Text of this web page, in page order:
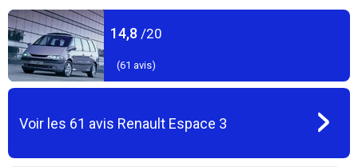
14,8 /20
(61 avis)
Voir les 61 avis Renault Espace 3